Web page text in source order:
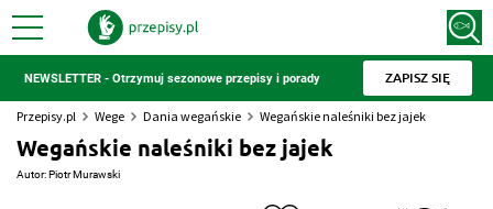
NEWSLETTER - Otrzymuj sezonowe przepisy i porady ZAPISZ SIĘ
Przepisy.pl Wege Dania wegańskie Wegańskie naleśniki bez jajek
Wegańskie naleśniki bez jajek
Autor:Piotr Murawski